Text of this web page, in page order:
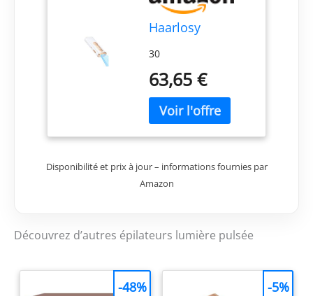
Haarlosy
30
63,65 €
Disponibilité et prix à jour – informations fournies par
Amazon
Découvrez d’autres épilateurs lumière pulsée
-48% -5%